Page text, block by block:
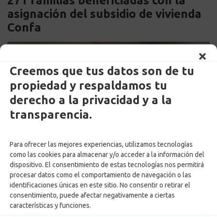
Creemos que tus datos son de tu
propiedad y respaldamos tu
derecho a la privacidad y a la
transparencia.
Para ofrecer las mejores experiencias, utilizamos tecnologías
como las cookies para almacenar y/o acceder a la información del
dispositivo. El consentimiento de estas tecnologías nos permitirá
procesar datos como el comportamiento de navegación o las
identificaciones únicas en este sitio. No consentir o retirar el
consentimiento, puede afectar negativamente a ciertas
características y funciones.
asignación del subsidio de vivienda
Confa
by Martin Pineda Posted on
14 julio, 2026
inNoticias,Subsidios ,Vivienda